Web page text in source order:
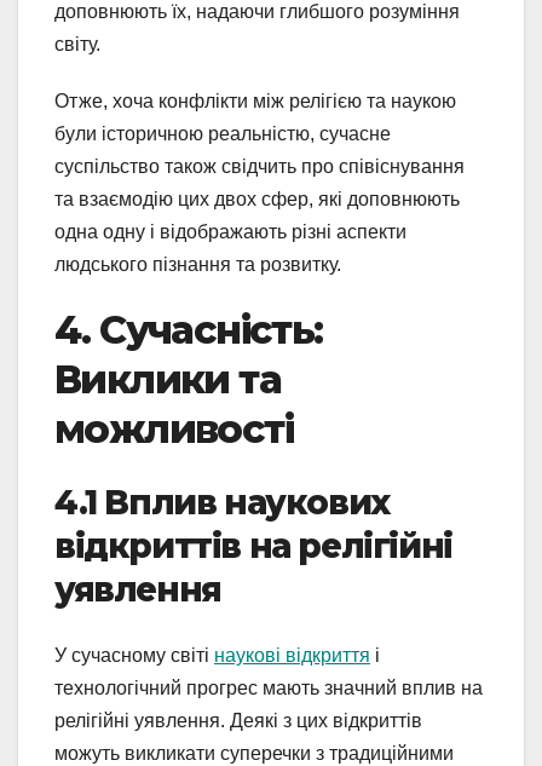
доповнюють їх, надаючи глибшого розуміння
світу.
Отже, хоча конфлікти між релігією та наукою
були історичною реальністю, сучасне
суспільство також свідчить про співіснування
та взаємодію цих двох сфер, які доповнюють
одна одну і відображають різні аспекти
людського пізнання та розвитку.
4. Сучасність:
Виклики та
можливості
4.1 Вплив наукових
відкриттів на релігійні
уявлення
У сучасному світі наукові відкриття і
технологічний прогрес мають значний вплив на
релігійні уявлення. Деякі з цих відкриттів
можуть викликати суперечки з традиційними